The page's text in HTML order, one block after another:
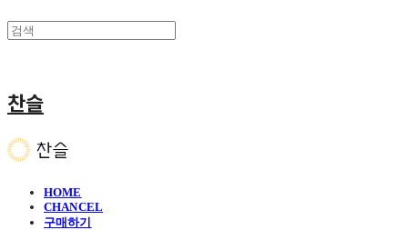
찬슬
HOME
CHANCEL
구매하기